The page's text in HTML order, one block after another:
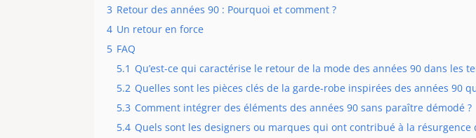
3 Retour des années 90 : Pourquoi et comment ?
4 Un retour en force
5 FAQ
5.1 Qu’est-ce qui caractérise le retour de la mode des années 90 dans les
5.2 Quelles sont les pièces clés de la garde-robe inspirées des années 90
5.3 Comment intégrer des éléments des années 90 sans paraître démodé ?
5.4 Quels sont les designers ou marques qui ont contribué à la résurgence